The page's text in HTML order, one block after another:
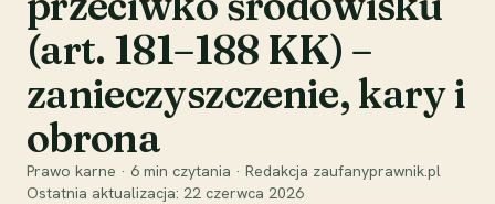
(art. 181–188 KK) –
zanieczyszczenie, kary i
obrona
Prawo karne · 6 min czytania · Redakcja zaufanyprawnik.pl
Ostatnia aktualizacja: 22 czerwca 2026